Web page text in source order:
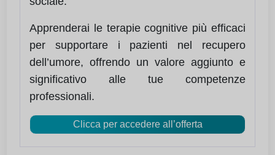
Apprenderai le terapie cognitive più efficaci
per supportare i pazienti nel recupero
dell’umore, offrendo un valore aggiunto e
significativo alle tue competenze
professionali.
Clicca per accedere all’offerta